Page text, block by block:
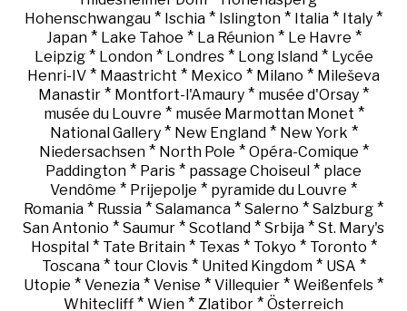
Hohenschwangau * Ischia * Islington * Italia * Italy *
Japan* Lake Tahoe * La Réunion* Le Havre *
Leipzig* London* Londres* Long Island* Lycée
Henri-IV * Maastricht * Mexico * Milano * Mileševa
Manastir * Montfort-l'Amaury * musée d'Orsay *
musée du Louvre * musée Marmottan Monet *
National Gallery* New England* New York *
Niedersachsen* North Pole * Opéra-Comique *
Paddington * Paris * passage Choiseul * place
Vendôme * Prijepolje * pyramide du Louvre *
Romania * Russia * Salamanca * Salerno * Salzburg *
San Antonio * Saumur * Scotland * Srbija * St. Mary's
Hospital* Tate Britain* Texas* Tokyo * Toronto *
Toscana* tour Clovis* United Kingdom* USA *
Utopie * Venezia * Venise * Villequier * Weißenfels *
Whitecliff * Wien * Zlatibor * Österreich